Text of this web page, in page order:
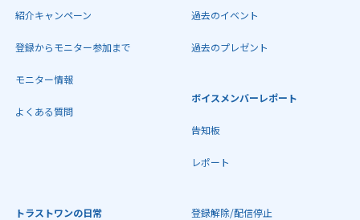
紹介キャンペーン
登録からモニター参加まで
モニター情報
よくある質問
過去のイベント
過去のプレゼント
ボイスメンバーレポート
告知板
レポート
トラストワンの日常 登録解除/配信停止